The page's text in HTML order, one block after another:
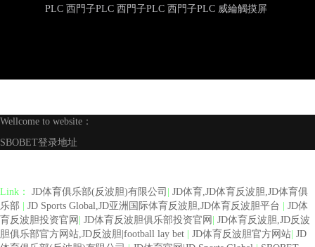
PLC 西門子PLC 西門子PLC 西門子PLC 威綸觸摸屏
Wellcome to website：
SBOBET登录地址
Link： JD体育俱乐部(反波胆)有限公司
JD体育,JD体育反波胆,JD体育俱
乐部
JD Sports Global,JD亚洲国际体育反波胆,JD体育反波胆平台
JD体
育反波胆投资官网
JD体育反波胆俱乐部投资官网
JD体育反波胆,JD反波
胆俱乐部官方网站,JD反波胆|football lay bet
JD体育反波胆官方网站 JD